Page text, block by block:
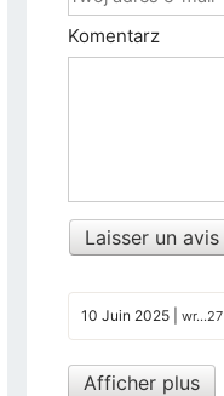
Komentarz
Laisser un avis
10 Juin 2025 wr...27
Afficher plus